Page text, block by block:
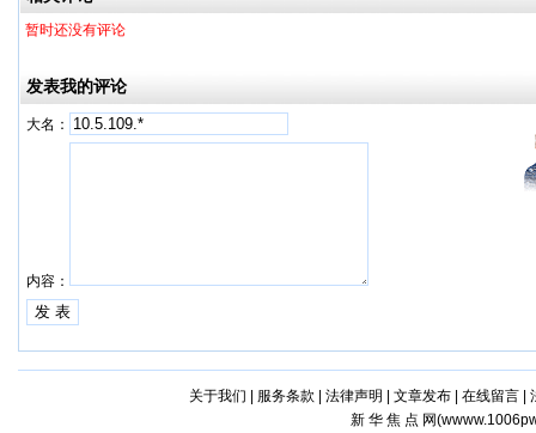
暂时还没有评论
发表我的评论
大名：
内容：
关于我们 服务条款 法律声明 文章发布| 在线留言|
新 华 焦 点 网(